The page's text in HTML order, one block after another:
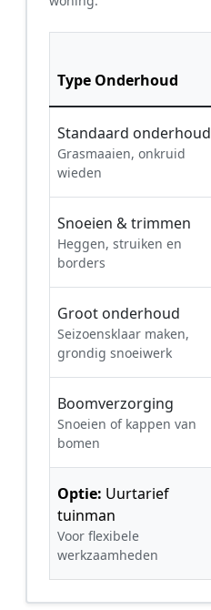
Type Onderhoud
Standaard onderhoud
Grasmaaien, onkruid
wieden
Snoeien & trimmen
Heggen, struiken en
borders
Groot onderhoud
Seizoensklaar maken,
grondig snoeiwerk
Boomverzorging
Snoeien of kappen van
bomen
Optie: Uurtarief
tuinman
Voor flexibele
werkzaamheden